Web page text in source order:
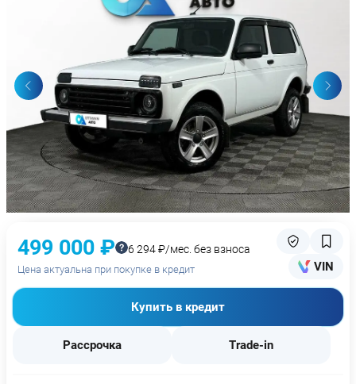
499 000 ₽ 6 294 ₽/мес. без взноса
Цена актуальна при покупке в кредит VIN
Купить в кредит
Рассрочка Trade-in